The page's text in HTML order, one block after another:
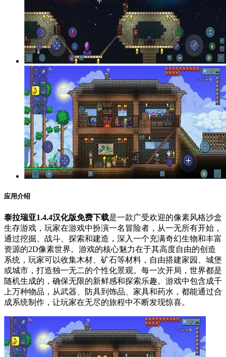
应用介绍
泰拉瑞亚1.4.4汉化版免费下载是一款广受欢迎的像素风格沙盒
生存游戏，玩家在游戏中扮演一名冒险者，从一无所有开始，
通过挖掘、战斗、探索和建造，深入一个充满奇幻生物和丰富
资源的2D像素世界。游戏的核心魅力在于其高度自由的创造
系统，玩家可以收集木材、矿石等材料，自由搭建家园、城堡
或城市，打造独一无二的个性化景观。每一次开局，世界都是
随机生成的，确保无限的新鲜感和探索乐趣。游戏中包含成千
上万种物品，从武器、防具到饰品、家具和药水，都能通过合
成系统制作，让玩家在无尽的旅程中不断发现惊喜。